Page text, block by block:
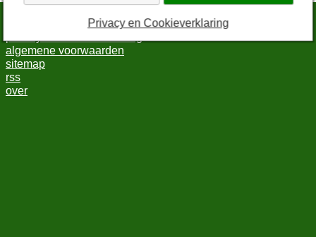
bewerk cookie-instellingen
algemene voorwaarden
sitemap
rss
over
Privacy en Cookieverklaring